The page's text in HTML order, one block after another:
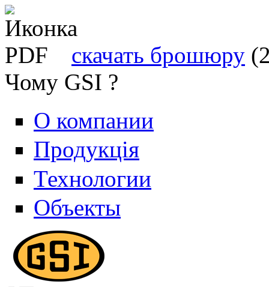
скачать брошюру
Чому GSI ?
О компании
Продукція
Технологии
Объекты